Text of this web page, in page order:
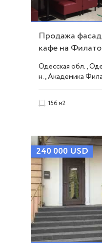
Продажа
кафе на
Одесская обл.,
н., Академика
156 м2
240 000 USD